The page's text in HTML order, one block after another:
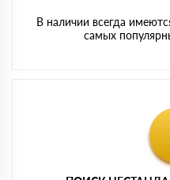
В наличии всегда
самых